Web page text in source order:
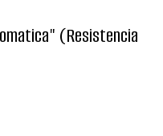
(Resistencia